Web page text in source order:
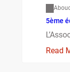
5ème
Read